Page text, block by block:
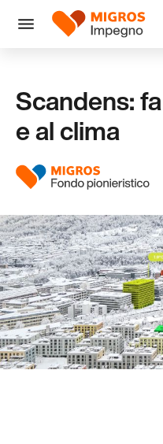
navigazione
Intestazione
Menu
Logo
Scandens:
e al clima